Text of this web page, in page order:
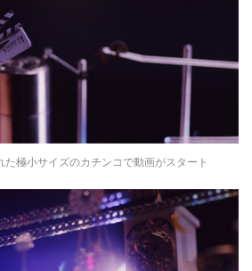
た極小サイズのカチンコで動画がスタート